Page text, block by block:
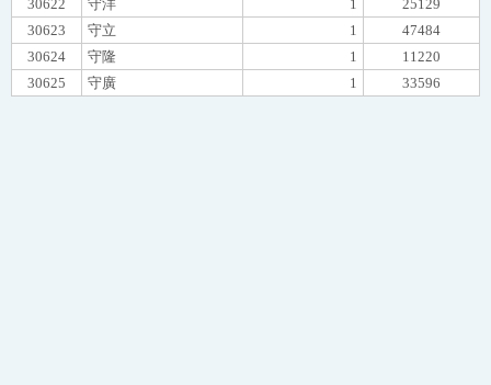
30622
守洋 1
25129
30623
守立 1
47484
30624
守隆 1
11220
30625
守廣 1 33596